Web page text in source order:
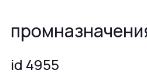
id 4955